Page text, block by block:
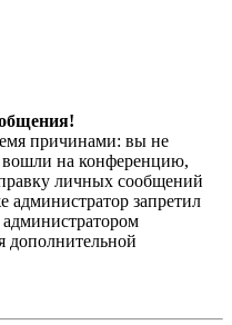
причинами: вы не
вошли на конференцию,
личных сообщений
администратор запретил
дополнительной